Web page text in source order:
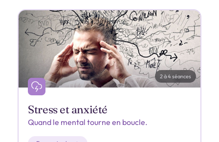
2 à 4 séances
Stress et anxiété
Quand le mental tourne en boucle.